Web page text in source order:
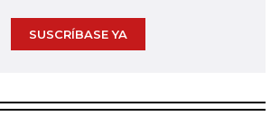
SUSCRÍBASE YA